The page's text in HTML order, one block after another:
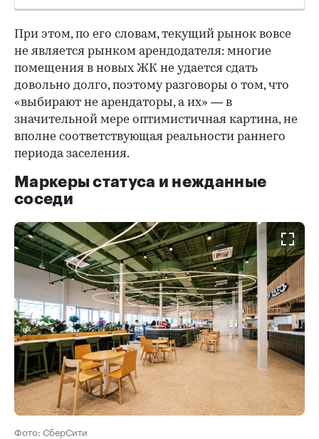
При этом, по его словам, текущий рынок вовсе
не является рынком арендодателя: многие
помещения в новых ЖК не удается сдать
довольно долго, поэтому разговоры о том, что
«выбирают не арендаторы, а их» — в
значительной мере оптимистичная картина, не
вполне соответствующая реальности раннего
периода заселения.
Маркеры статуса и нежданные
соседи
Фото: СберСити